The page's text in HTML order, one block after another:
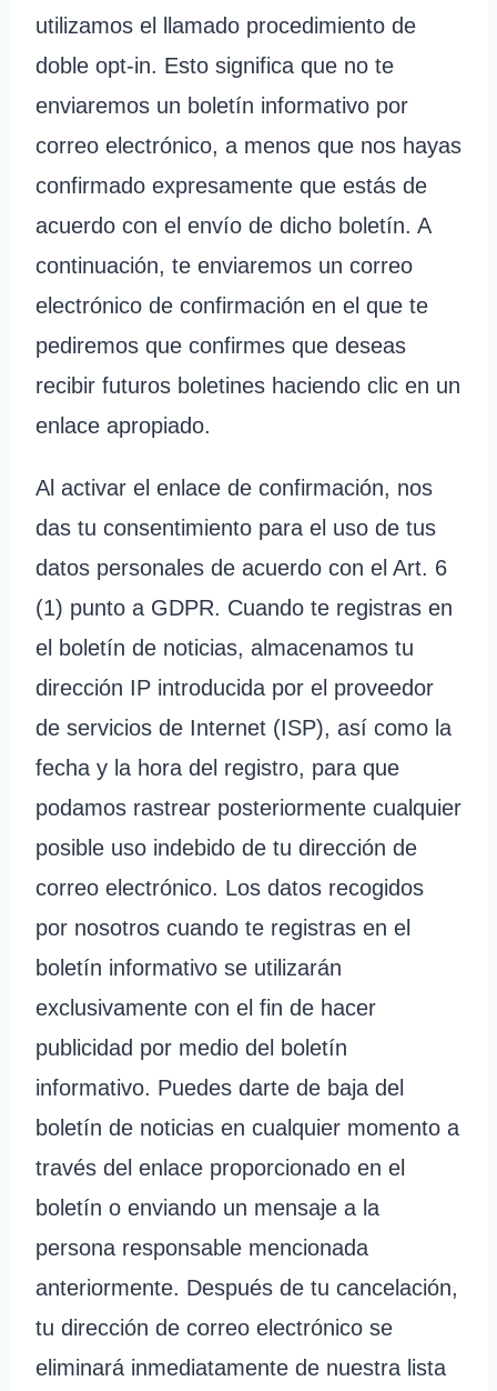
utilizamos el llamado procedimiento de
doble opt-in. Esto significa que no te
enviaremos un boletín informativo por
correo electrónico, a menos que nos hayas
confirmado expresamente que estás de
acuerdo con el envío de dicho boletín. A
continuación, te enviaremos un correo
electrónico de confirmación en el que te
pediremos que confirmes que deseas
recibir futuros boletines haciendo clic en un
enlace apropiado.
Al activar el enlace de confirmación, nos
das tu consentimiento para el uso de tus
datos personales de acuerdo con el Art. 6
(1) punto a GDPR. Cuando te registras en
el boletín de noticias, almacenamos tu
dirección IP introducida por el proveedor
de servicios de Internet (ISP), así como la
fecha y la hora del registro, para que
podamos rastrear posteriormente cualquier
posible uso indebido de tu dirección de
correo electrónico. Los datos recogidos
por nosotros cuando te registras en el
boletín informativo se utilizarán
exclusivamente con el fin de hacer
publicidad por medio del boletín
informativo. Puedes darte de baja del
boletín de noticias en cualquier momento a
través del enlace proporcionado en el
boletín o enviando un mensaje a la
persona responsable mencionada
anteriormente. Después de tu cancelación,
tu dirección de correo electrónico se
eliminará inmediatamente de nuestra lista